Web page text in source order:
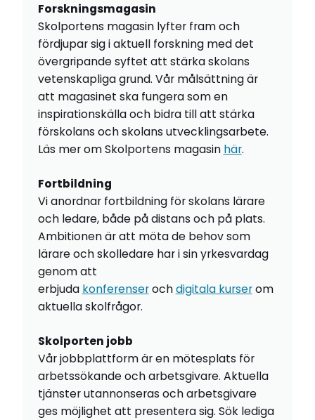
Forskningsmagasin
Skolportens magasin lyfter fram och
fördjupar sig i aktuell forskning med det
övergripande syftet att stärka skolans
vetenskapliga grund. Vår målsättning är
att magasinet ska fungera som en
inspirationskälla och bidra till att stärka
förskolans och skolans utvecklingsarbete.
Läs mer om Skolportens magasin här.
Fortbildning
Vi anordnar fortbildning för skolans lärare
och ledare, både på distans och på plats.
Ambitionen är att möta de behov som
lärare och skolledare har i sin yrkesvardag
genom att
erbjuda konferenserochdigitala kurserom
aktuella skolfrågor.
Skolporten jobb
Vår jobbplattform är en mötesplats för
arbetssökande och arbetsgivare. Aktuella
tjänster utannonseras och arbetsgivare
ges möjlighet att presentera sig. Sök lediga